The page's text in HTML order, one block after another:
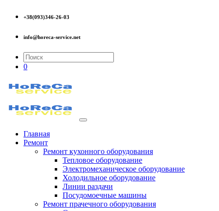
+38(093)346-26-03
info@horeca-service.net
0
Главная
Ремонт
Ремонт кухонного оборудования
Тепловое оборудование
Электромеханическое оборудование
Холодильное оборудование
Линии раздачи
Посудомоечные машины
Ремонт прачечного оборудования